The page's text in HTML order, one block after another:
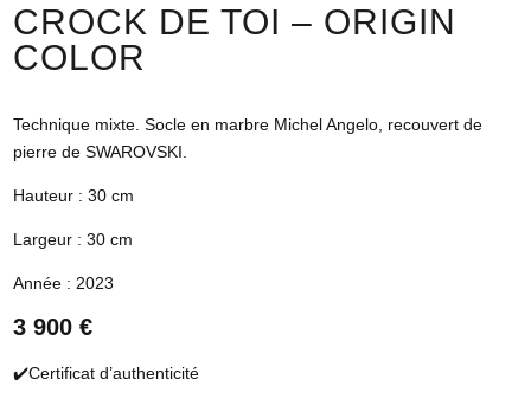
CROCK DE TOI – ORIGIN
COLOR
Technique mixte. Socle en marbre Michel Angelo, recouvert de
pierre de SWAROVSKI.
Hauteur : 30 cm
Largeur : 30 cm
Année : 2023
3 900 €
✔️Certificat d’authenticité